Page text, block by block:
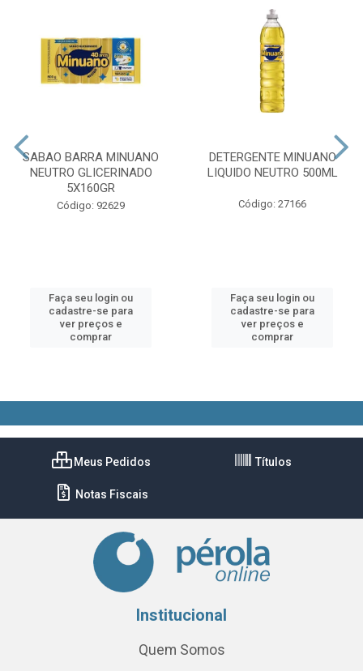
SABAO BARRA MINUANO
NEUTRO GLICERINADO
5X160GR
Código: 92629
Faça seu login ou
cadastre-se para
ver preços e
comprar
DETERGENTE MINUANO
LIQUIDO NEUTRO 500ML
Código: 27166
Faça seu login ou
cadastre-se para
ver preços e
comprar
Meus Pedidos Títulos
Notas Fiscais
Institucional
Quem Somos